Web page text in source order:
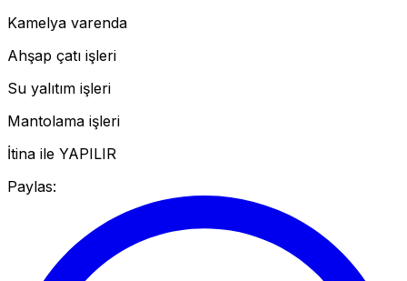
Kamelya varenda
Ahşap çatı işleri
Su yalıtım işleri
Mantolama işleri
İtina ile YAPILIR
Paylas: